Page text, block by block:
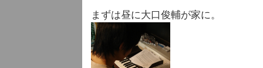
まずは昼に大口俊輔が家に。